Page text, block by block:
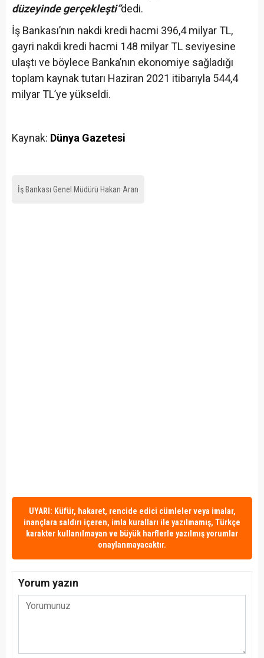
düzeyinde gerçekleşti”dedi.
İş Bankası’nın nakdi kredi hacmi 396,4 milyar TL,
gayri nakdi kredi hacmi 148 milyar TL seviyesine
ulaştı ve böylece Banka’nın ekonomiye sağladığı
toplam kaynak tutarı Haziran 2021 itibarıyla 544,4
milyar TL’ye yükseldi.
Kaynak: Dünya Gazetesi
İş Bankası Genel Müdürü Hakan Aran
UYARI: Küfür, hakaret, rencide edici cümleler veya imalar,
inançlara saldırı içeren, imla kuralları ile yazılmamış, Türkçe
karakter kullanılmayan ve büyük harflerle yazılmış yorumlar
onaylanmayacaktır.
Yorum yazın